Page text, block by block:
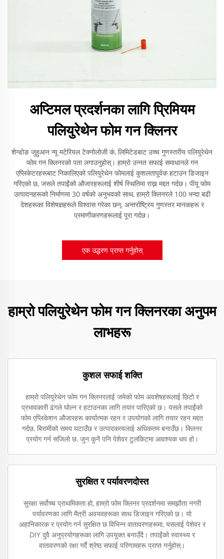
अप्टिमल प्रदर्शनका लागि प्रिमियम
पलियुरेथेन फोम गन क्लिनर
शेन्डोङ जुहुआन न्यू मटेरियल टेक्नोलोजी कं, लिमिटेडबाट उच्च गुणस्तरीय पलियुरेथेन
फोम गन क्लिनरको पता लगाउनुहोस्। हाम्रो उन्नत सफाई समाधानले गन
एप्लिकेटरहरूबाट निकालिएको पलियुरेथेन फोमलाई कुशलतापूर्वक हटाउन डिजाइन
गरिएको छ, जसले तपाईंको औजारहरूलाई शीर्ष स्थितिमा राख्न मद्दत गर्दछ। पीयू फोम
उत्पादनहरूको निर्माणमा 30 वर्षको अनुभवको साथ, हाम्रो क्लिनरले 100 भन्दा बढी
देशहरूका विशेषज्ञहरूले विश्वास गरेका छन्, अन्तर्राष्ट्रिय गुणस्तर मानकहरू र
प्रमाणीकरणहरूलाई पूरा गर्दछ।
एक उद्धरण प्राप्त गर्नुहोस्
हाम्रो पलियुरेथेन फोम गन क्लिनरका अनुपम
लाभहरू
कुशल सफाई शक्ति
हाम्रो पलियुरेथेन फोम गन क्लिनरलाई जमेको फोम अवशेषहरूलाई छिटो र
प्रभावकारी ढंगले घोल्न र हटाउनका लागि तयार पारिएको छ। यसले तपाईंको
फोम एप्लिकेशन औजारहरू कार्यात्मक रहन र उपयोगको लागि तयार रहन मद्दत
गर्दछ, बिरामीको समय घटाउँछ र उत्पादकत्वलाई अधिकतम बनाउँछ। क्लिनर
प्रयोग गर्न सजिलो छ, जुन कुनै पनि पेशेवर टुलकिटमा आवश्यक थप हो।
सुरक्षित र पर्यावरणदोस्त
सुरक्षा सर्वोच्च प्राथमिकता हो, हाम्रो फोम क्लिनर प्रदर्शनमा समझौता नगरी
पर्यावरणका लागि मैत्री अवयवहरूका साथ डिजाइन गरिएको छ। यो
अहानिकारक र प्रयोग गर्न सुरक्षित छ विभिन्न वातावरणहरूमा, यसलाई पेशेवर र
DIY दुवै अनुप्रयोगहरूका लागि उपयुक्त बनाउँदै। तपाईंको स्वास्थ्य र
वातावरणको रक्षा गर्दै श्रेष्ठ सफाई परिणामहरू प्राप्त गर्नुहोस्।